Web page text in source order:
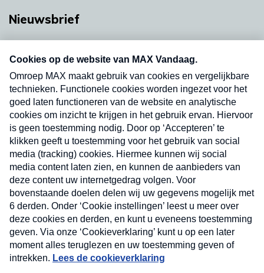
Nieuwsbrief
nieuwsbrief. Elke vrijdag- en dinsdagochtend in
uw mailbox.
Verzend
Nieuwsbrief
Neem hier een gratis abonnement op onze
nieuwsbrief. Elke vrijdag- en dinsdagochtend in uw